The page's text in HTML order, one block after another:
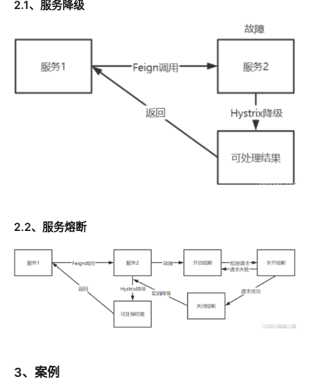
2.1、服务降级
2.2、服务熔断
3、案例